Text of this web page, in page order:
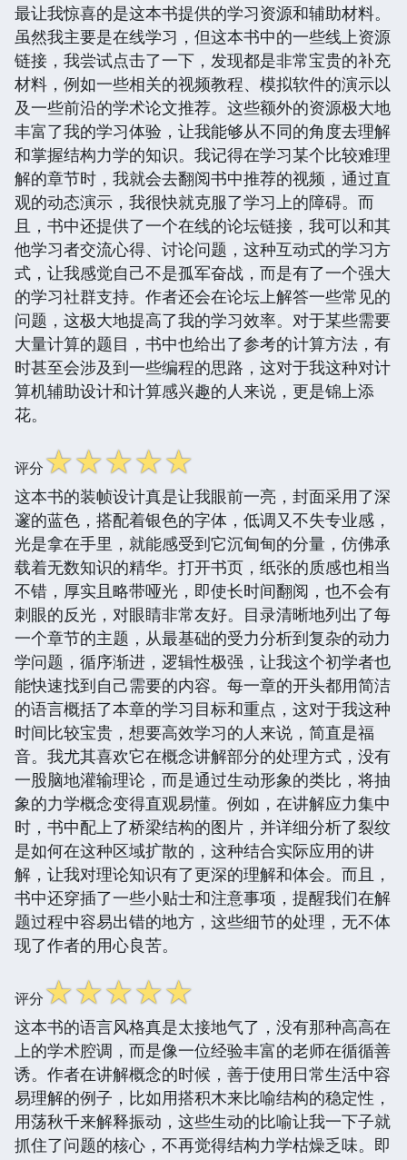
最让我惊喜的是这本书提供的学习资源和辅助材料。
虽然我主要是在线学习，但这本书中的一些线上资源
链接，我尝试点击了一下，发现都是非常宝贵的补充
材料，例如一些相关的视频教程、模拟软件的演示以
及一些前沿的学术论文推荐。这些额外的资源极大地
丰富了我的学习体验，让我能够从不同的角度去理解
和掌握结构力学的知识。我记得在学习某个比较难理
解的章节时，我就会去翻阅书中推荐的视频，通过直
观的动态演示，我很快就克服了学习上的障碍。而
且，书中还提供了一个在线的论坛链接，我可以和其
他学习者交流心得、讨论问题，这种互动式的学习方
式，让我感觉自己不是孤军奋战，而是有了一个强大
的学习社群支持。作者还会在论坛上解答一些常见的
问题，这极大地提高了我的学习效率。对于某些需要
大量计算的题目，书中也给出了参考的计算方法，有
时甚至会涉及到一些编程的思路，这对于我这种对计
算机辅助设计和计算感兴趣的人来说，更是锦上添
花。
评分☆☆☆☆☆
这本书的装帧设计真是让我眼前一亮，封面采用了深
邃的蓝色，搭配着银色的字体，低调又不失专业感，
光是拿在手里，就能感受到它沉甸甸的分量，仿佛承
载着无数知识的精华。打开书页，纸张的质感也相当
不错，厚实且略带哑光，即使长时间翻阅，也不会有
刺眼的反光，对眼睛非常友好。目录清晰地列出了每
一个章节的主题，从最基础的受力分析到复杂的动力
学问题，循序渐进，逻辑性极强，让我这个初学者也
能快速找到自己需要的内容。每一章的开头都用简洁
的语言概括了本章的学习目标和重点，这对于我这种
时间比较宝贵，想要高效学习的人来说，简直是福
音。我尤其喜欢它在概念讲解部分的处理方式，没有
一股脑地灌输理论，而是通过生动形象的类比，将抽
象的力学概念变得直观易懂。例如，在讲解应力集中
时，书中配上了桥梁结构的图片，并详细分析了裂纹
是如何在这种区域扩散的，这种结合实际应用的讲
解，让我对理论知识有了更深的理解和体会。而且，
书中还穿插了一些小贴士和注意事项，提醒我们在解
题过程中容易出错的地方，这些细节的处理，无不体
现了作者的用心良苦。
评分☆☆☆☆☆
这本书的语言风格真是太接地气了，没有那种高高在
上的学术腔调，而是像一位经验丰富的老师在循循善
诱。作者在讲解概念的时候，善于使用日常生活中容
易理解的例子，比如用搭积木来比喻结构的稳定性，
用荡秋千来解释振动，这些生动的比喻让我一下子就
抓住了问题的核心，不再觉得结构力学枯燥乏味。即